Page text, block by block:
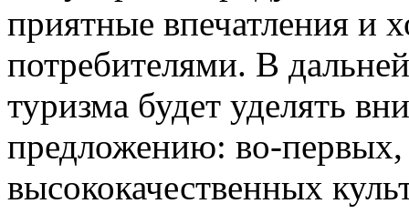
приятные впечатления и
потребителями. В
туризма будет уделять
предложению: во-первых,
высококачественных